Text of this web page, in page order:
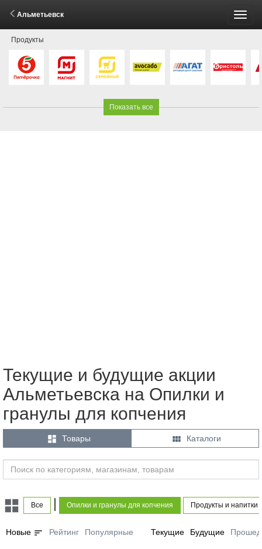
Альметьевск
Продукты
Показать все
Текущие и будущие акции
Альметьевска на Опилки и
гранулы для копчения
 Товары  Каталоги
Все Опилки и гранулы для копчения Продукты и напитки
Новые sort Рейтинг Популярные Текущие Будущие